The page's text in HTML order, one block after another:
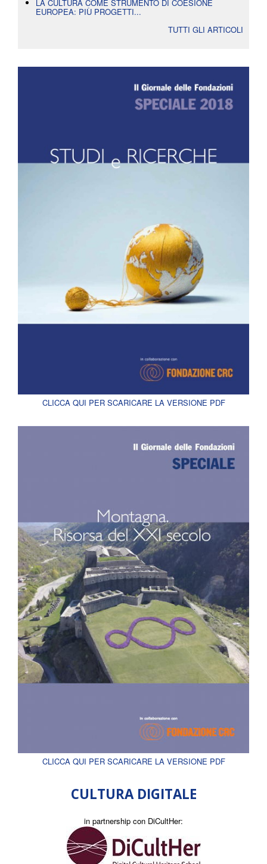
LA CULTURA COME STRUMENTO DI COESIONE
EUROPEA: PIÙ PROGETTI...
TUTTI GLI ARTICOLI
CLICCA QUI PER SCARICARE LA VERSIONE PDF
CLICCA QUI PER SCARICARE LA VERSIONE PDF
CULTURA DIGITALE
in partnership con DiCultHer: